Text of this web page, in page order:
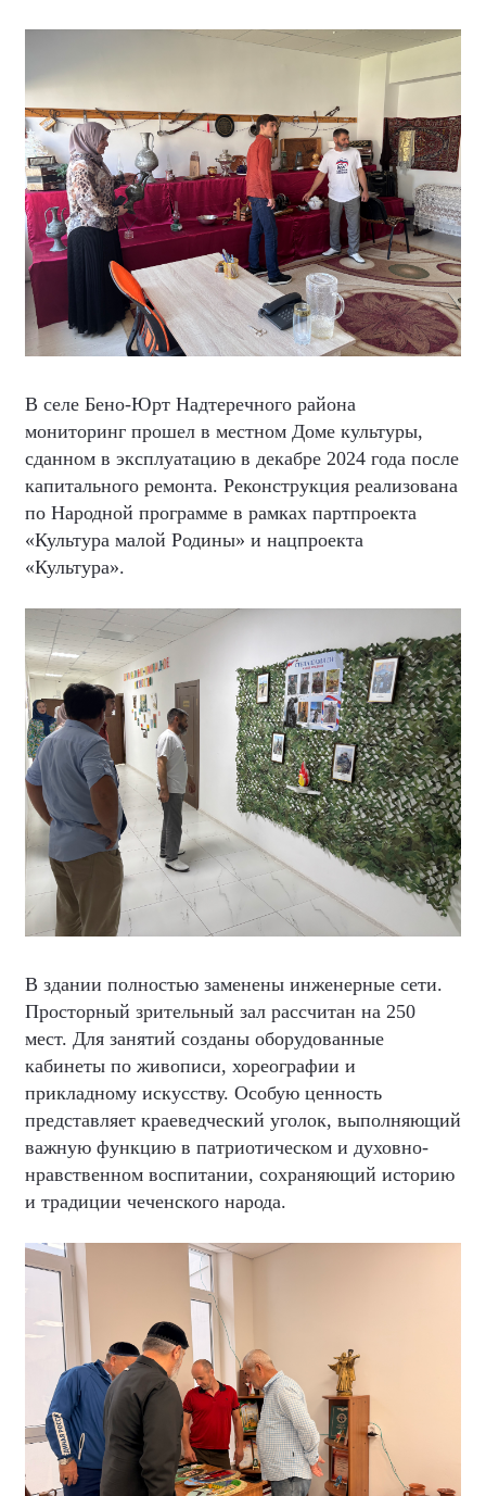
В селе Бено-Юрт Надтеречного района
мониторинг прошел в местном Доме культуры,
сданном в эксплуатацию в декабре 2024 года после
капитального ремонта. Реконструкция реализована
по Народной программе в рамках партпроекта
«Культура малой Родины» и нацпроекта
«Культура».
В здании полностью заменены инженерные сети.
Просторный зрительный зал рассчитан на 250
мест. Для занятий созданы оборудованные
кабинеты по живописи, хореографии и
прикладному искусству. Особую ценность
представляет краеведческий уголок, выполняющий
важную функцию в патриотическом и духовно-
нравственном воспитании, сохраняющий историю
и традиции чеченского народа.